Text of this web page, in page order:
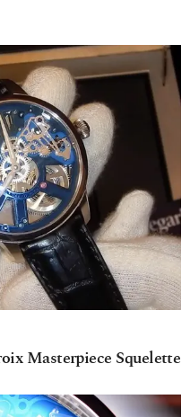
Masterpiece Squelette